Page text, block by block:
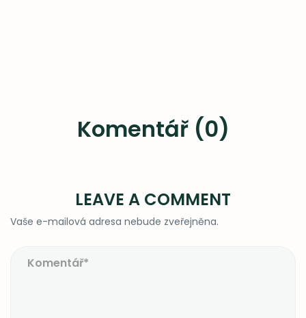
Komentář (0)
LEAVE A COMMENT
Vaše e-mailová adresa nebude zveřejněna.